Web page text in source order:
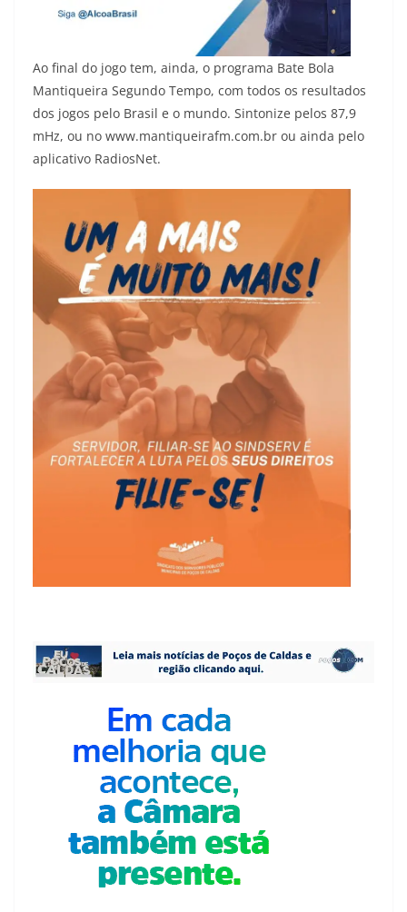
Ao final do jogo tem, ainda, o programa Bate Bola
Mantiqueira Segundo Tempo, com todos os resultados
dos jogos pelo Brasil e o mundo. Sintonize pelos 87,9
mHz, ou no www.mantiqueirafm.com.br ou ainda pelo
aplicativo RadiosNet.